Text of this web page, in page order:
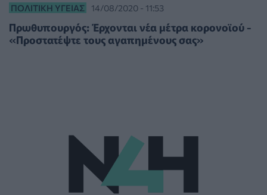
ΠΟΛΙΤΙΚΉ ΥΓΕΊΑΣ 14/08/2020 - 11:53
Πρωθυπουργός: Έρχονται νέα μέτρα κορονοϊού -
«Προστατέψτε τους αγαπημένους σας»